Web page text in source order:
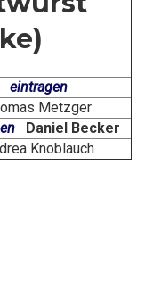
eintragen
Metzger
Daniel Becker
Knoblauch